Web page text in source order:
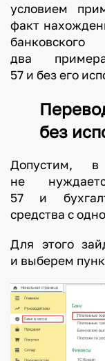
условием
факт
два
57 и без его
без
Допустим,
не
57 и
средства с
Для этого
и выберем